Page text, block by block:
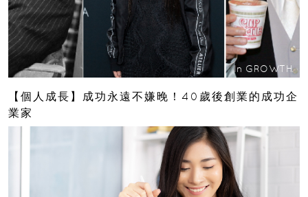
In GROWTH
【個人成長】成功永遠不嫌晚！40歲後創業的成功企
業家